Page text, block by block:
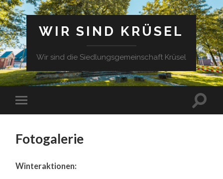
WIR SIND KRÜSEL
Wir sind die Siedlungsgemeinschaft Krüsel
Fotogalerie
Winteraktionen: